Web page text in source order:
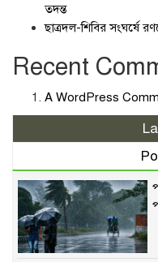
তদন্ত
ছাত্রদল-শিবির সংঘর্ষে
Recent
A WordPress